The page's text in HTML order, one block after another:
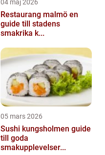
04 maj 2026
Restaurang malmö en
guide till stadens
smakrika k...
05 mars 2026
Sushi kungsholmen guide
till goda
smakupplevelser...